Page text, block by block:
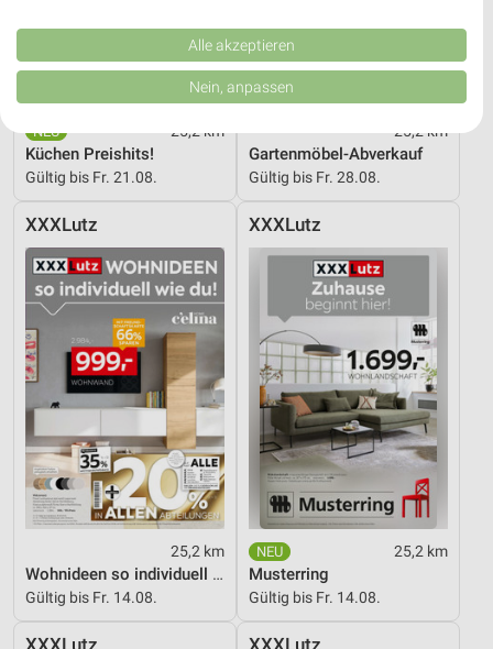
25,2 km
Küchen Preishits!
Gültig bis Fr. 21.08.
25,2 km
Gartenmöbel-Abverkauf
Gültig bis Fr. 28.08.
XXXLutz
25,2 km
Wohnideen so individuell wie du!
Gültig bis Fr. 14.08.
XXXLutz
25,2 km
Musterring
Gültig bis Fr. 14.08.
XXXLutz XXXLutz
Kombinationen von Daten aus verschiedenen Quellen. Entwicklung und
Verbesserung der Angebote. Verwendung reduzierter Daten zur Auswahl
von Inhalten.
Daten können außerhalb der Europäischen Union weitergegeben und in die
Website/App.
Partnerliste anzeigen (1 IAB-Anbieter)
IAB-Verarbeitungszwecke:
Speichern von oder Zugriff auf Informationen
auf einem Endgerät
Verwendung reduzierter Daten zur Auswahl von
Werbeanzeigen
Erstellung von Profilen für personalisierte
Werbung
Verwendung von Profilen zur Auswahl
personalisierter Werbung
Erstellung von Profilen zur Personalisierung
von Inhalten
Verwendung von Profilen zur Auswahl
personalisierter Inhalte
Messung der Werbeleistung
Alle akzeptieren
Nein, anpassen